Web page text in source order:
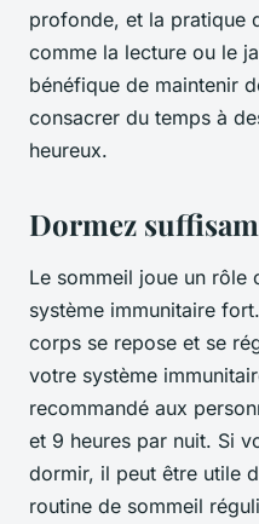
profonde, et la pratique
comme la lecture ou le
bénéfique de maintenir
consacrer du temps à
heureux.
Dormez
Le sommeil joue un rôle
système immunitaire
corps se repose et se
votre système
recommandé aux
et 9 heures par nuit. Si
dormir, il peut être utile
routine de sommeil